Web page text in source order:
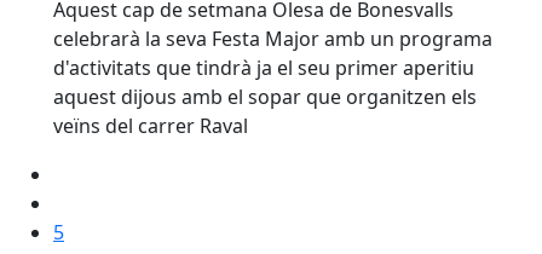
Aquest cap de setmana Olesa de Bonesvalls
celebrarà la seva Festa Major amb un programa
d'activitats que tindrà ja el seu primer aperitiu
aquest dijous amb el sopar que organitzen els
veïns del carrer Raval
5